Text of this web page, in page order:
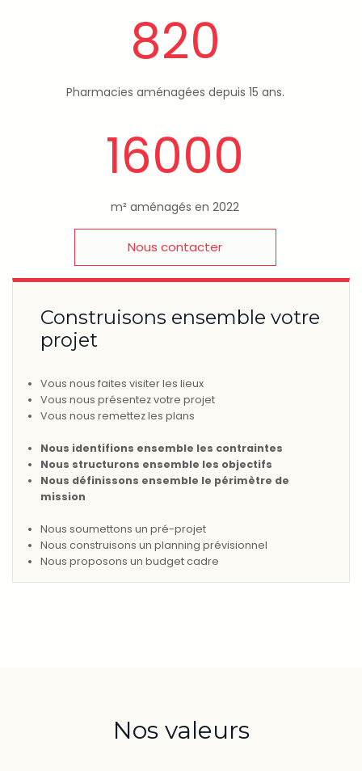
820
Pharmacies aménagées depuis 15 ans.
16000
m² aménagés en 2022
Nous contacter
Construisons ensemble votre
projet
Vous nous faites visiter les lieux
Vous nous présentez votre projet
Vous nous remettez les plans
Nous identifions ensemble les contraintes
Nous structurons ensemble les objectifs
Nous définissons ensemble le périmètre de
mission
Nous soumettons un pré-projet
Nous construisons un planning prévisionnel
Nous proposons un budget cadre
Nos valeurs